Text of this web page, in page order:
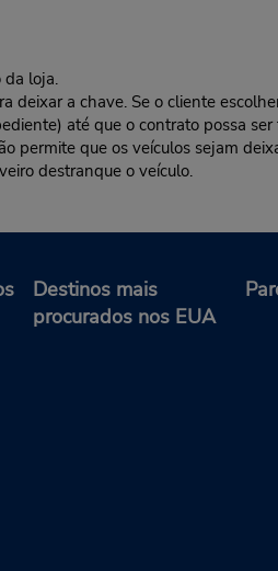
da loja.
deixar a chave. Se o cliente
até que o contrato possa
permite que os veículos sejam
destranque o veículo.
Destinos mais
procurados nos EUA